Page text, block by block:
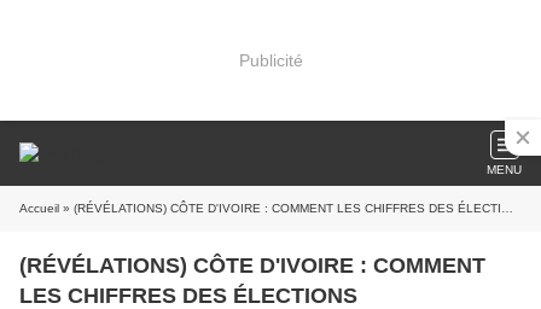
Publicité
MENU
Accueil » (RÉVÉLATIONS) CÔTE D'IVOIRE : COMMENT LES CHIFFRES DES ÉLECTIONS PRÉSIDENTIELLES ONT ÉTÉ TRUQUÉS
(RÉVÉLATIONS) CÔTE D'IVOIRE : COMMENT
LES CHIFFRES DES ÉLECTIONS